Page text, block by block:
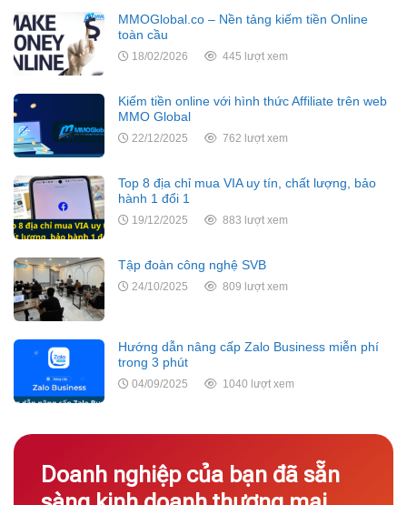
MMOGlobal.co – Nền tảng kiếm tiền Online
toàn cầu
18/02/2026 445 lượt xem
Kiếm tiền online với hình thức Affiliate trên web
MMO Global
22/12/2025 762 lượt xem
Top 8 địa chỉ mua VIA uy tín, chất lượng, bảo
hành 1 đổi 1
19/12/2025 883 lượt xem
Tập đoàn công nghệ SVB
24/10/2025 809 lượt xem
Hướng dẫn nâng cấp Zalo Business miễn phí
trong 3 phút
04/09/2025 1040 lượt xem
Doanh nghiệp của bạn đã sẵn